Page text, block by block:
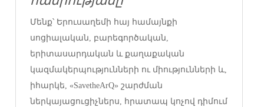
Մենք՝ Երուսաղեմի հայ համայնքի
սոցիալական, բարեգործական,
երիտասարդական և քաղաքական
կազմակերպությունների ու միությունների և,
իհարկե, «SavetheArQ» շարժման
ներկայացուցիչներս, հրատապ կոչով դիմում